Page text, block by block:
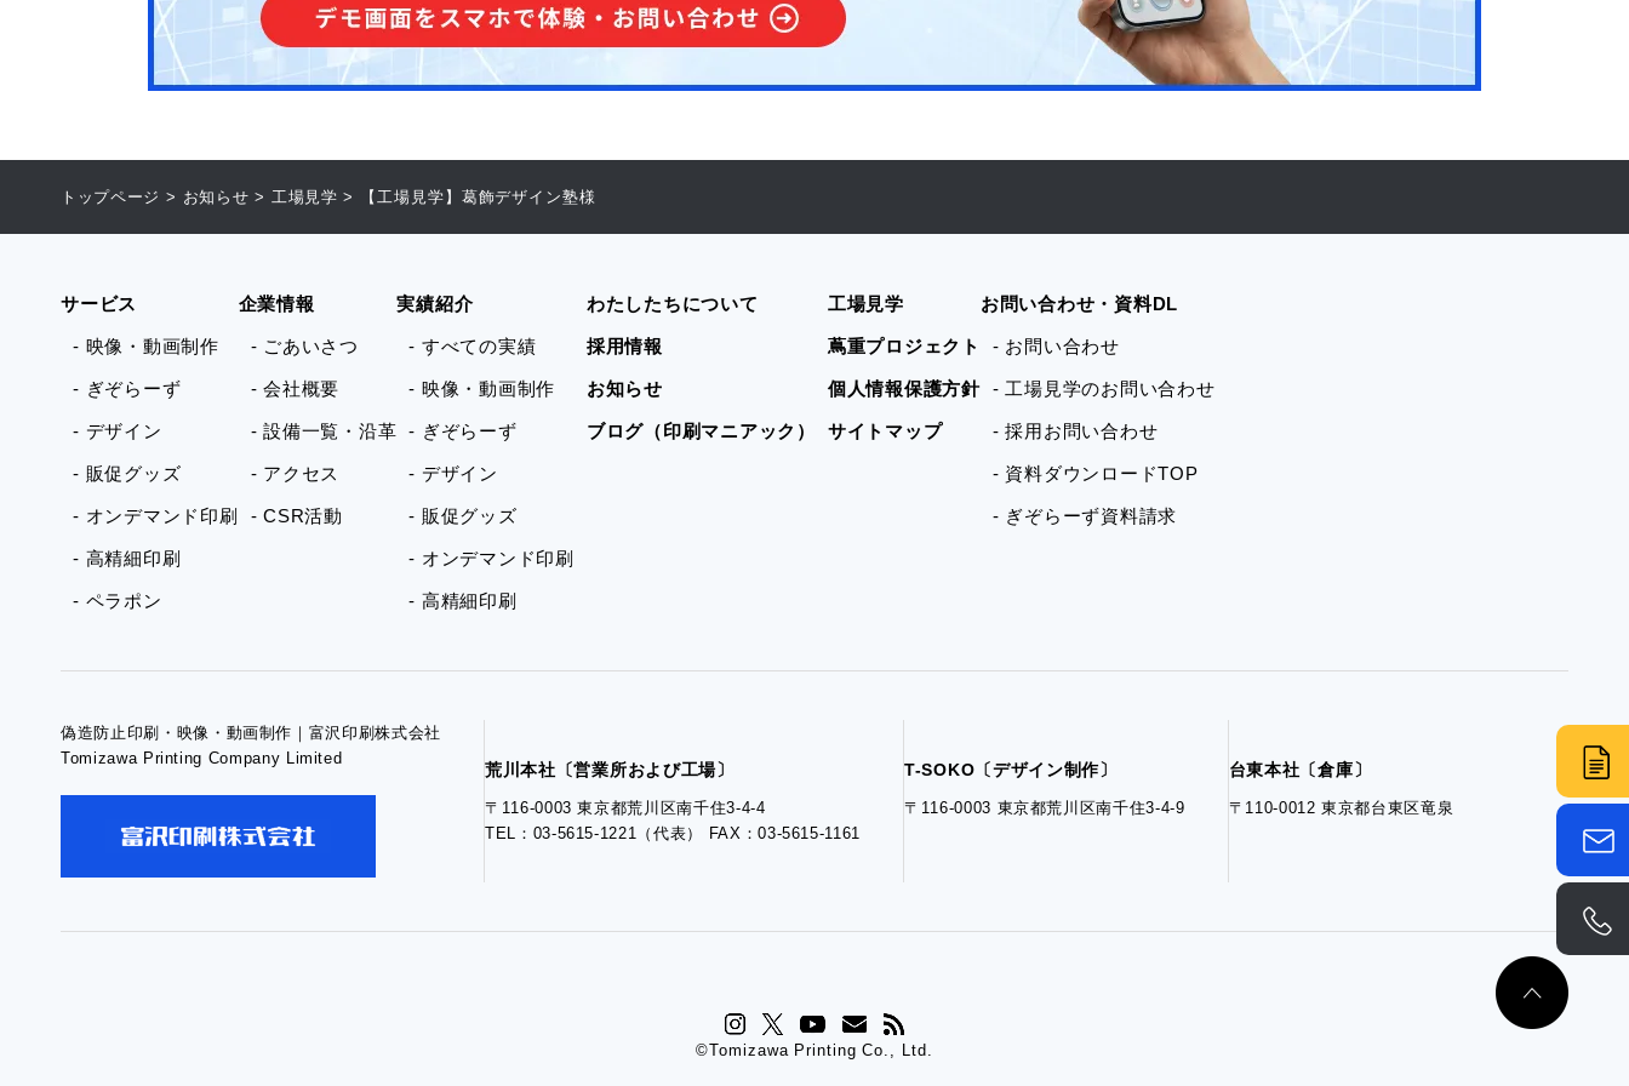
トップページ > お知らせ > 工場見学 > 【工場見学】葛飾デザイン塾様
サービス
- 映像・動画制作
- ぎぞらーず
- デザイン
- 販促グッズ
- オンデマンド印刷
- 高精細印刷
- ペラポン
企業情報
- ごあいさつ
- 会社概要
- 設備一覧・沿革
- アクセス
- CSR活動
実績紹介
- すべての実績
- 映像・動画制作
- ぎぞらーず
- デザイン
- 販促グッズ
- オンデマンド印刷
- 高精細印刷
わたしたちについて
採用情報
お知らせ
ブログ（印刷マニアック）
工場見学
蔦重プロジェクト
個人情報保護方針
サイトマップ
お問い合わせ・資料DL
- お問い合わせ
- 工場見学のお問い合わせ
- 採用お問い合わせ
- 資料ダウンロードTOP
- ぎぞらーず資料請求
偽造防止印刷・映像・動画制作｜富沢印刷株式会社
Tomizawa Printing Company Limited
荒川本社〔営業所および工場〕
〒116-0003 東京都荒川区南千住3-4-4
TEL：03-5615-1221（代表） FAX：03-5615-1161
T-SOKO〔デザイン制作〕
〒116-0003 東京都荒川区南千住3-4-9
台東本社〔倉庫〕
〒110-0012 東京都台東区竜泉
©Tomizawa Printing Co., Ltd.